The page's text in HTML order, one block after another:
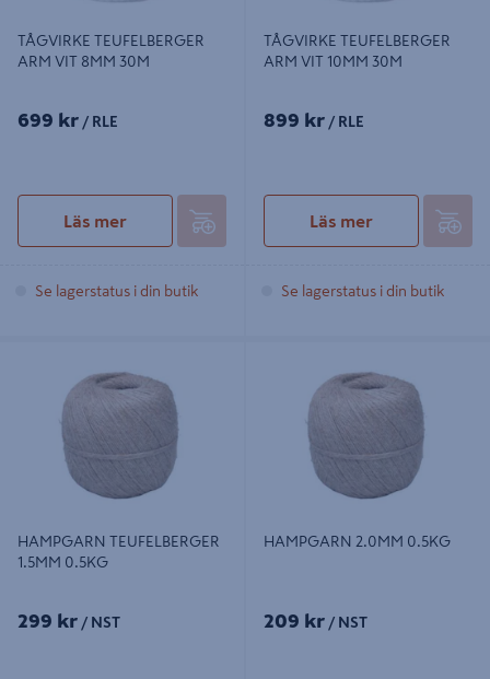
TÅGVIRKE TEUFELBERGER
ARM VIT 8MM 30M
699 kr / RLE
Läs mer
Se lagerstatus i din butik
TÅGVIRKE TEUFELBERGER
ARM VIT 10MM 30M
899 kr / RLE
Läs mer
Se lagerstatus i din butik
1.5MM 0.5KG
HAMPGARN TEUFELBERGER
1.5MM 0.5KG
299 kr / NST
HAMPGARN 2.0MM 0.5KG
209 kr / NST